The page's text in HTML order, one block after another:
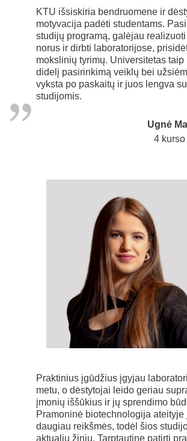
KTU išsiskiria bendruomene ir
motyvacija padėti studentams.
studijų programą, galėjau
norus ir dirbti laboratorijose,
mokslinių tyrimų. Universitetas taip
didelį pasirinkimą veiklų bei
vyksta po paskaitų ir juos lengva
studijomis.
Ugnė
4
Praktinius įgūdžius įgyjau
metu, o dėstytojai leido geriau
įmonių iššūkius ir jų sprendimo
Pramoninė biotechnologija ateityje
daugiau reikšmės, todėl šios
aktualių žinių. Tarptautinę patirtį